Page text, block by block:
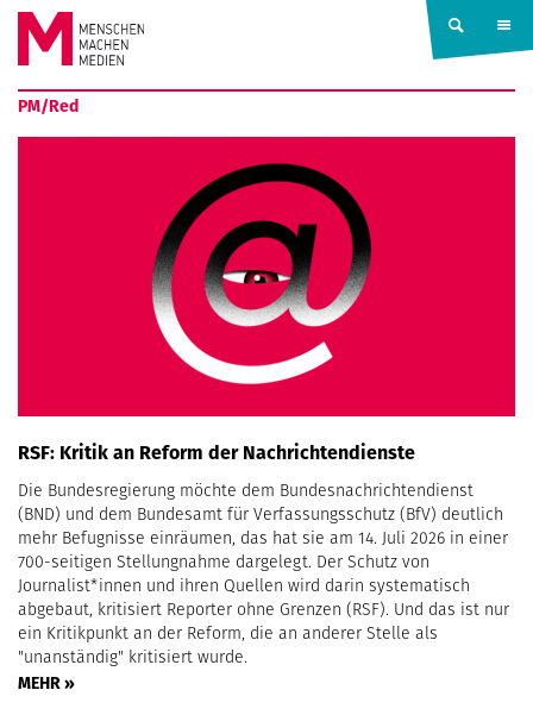
Springe zum Inhalt
MENSCHEN
MACHEN
MEDIEN
PM/Red
RSF: Kritik an Reform der Nachrichtendienste
Die Bundesregierung möchte dem Bundesnachrichtendienst
(BND) und dem Bundesamt für Verfassungsschutz (BfV) deutlich
mehr Befugnisse einräumen, das hat sie am 14. Juli 2026 in einer
700-seitigen Stellungnahme dargelegt. Der Schutz von
Journalist*innen und ihren Quellen wird darin systematisch
abgebaut, kritisiert Reporter ohne Grenzen (RSF). Und das ist nur
ein Kritikpunkt an der Reform, die an anderer Stelle als
"unanständig" kritisiert wurde.
MEHR »